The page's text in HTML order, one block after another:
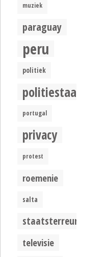
muziek
paraguay
peru
politiek
politiestaat
portugal
privacy
protest
roemenie
salta
staatsterreur
televisie